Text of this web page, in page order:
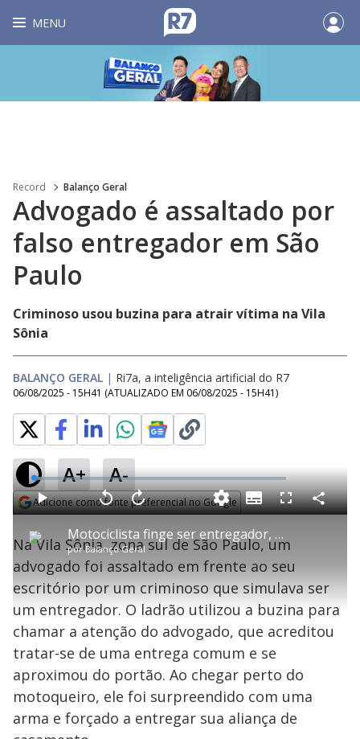
MENU
Record Balanço Geral
Advogado é assaltado por
falso entregador em São
Paulo
Criminoso usou buzina para atrair vítima na Vila
Sônia
BALANÇO GERAL | Ri7a, a inteligência artificial do R7
06/08/2025 - 15H41 (ATUALIZADO EM 06/08/2025 - 15H41)
A+ A-
Adicione como fonte preferencial no Google
P
l
a
y
Motociclista finge ser entregador, buzina e assalta vítima em frente a escritório em São Paulo
porBalanço Geral
P V
l
r
0
e
n
d
s
A
n
ç
a
1
e
u
n
o
M
u
d
o
L
o
a
d
e
:
3
.
0
5
%
S
u
b
i
t
l
s
F
s
c
e
n
C
o
a
Na Vila Sônia, zona sul de São Paulo, um
advogado foi assaltado em frente ao seu
escritório por um criminoso que simulava ser
um entregador. O ladrão utilizou a buzina para
chamar a atenção do advogado, que acreditou
tratar-se de uma entrega comum e se
aproximou do portão. Ao chegar perto do
motoqueiro, ele foi surpreendido com uma
arma e forçado a entregar sua aliança de